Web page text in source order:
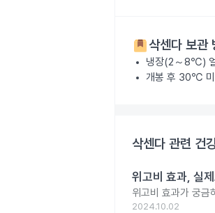
삭센다 보관
냉장(2～8℃)
개봉 후 30℃ 미
삭센다 관련 건
위고비 효과, 실
위고비 효과가 궁금
2024.10.02